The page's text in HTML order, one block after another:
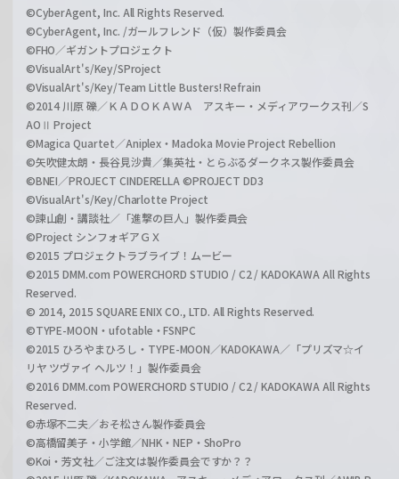
©CyberAgent, Inc. All Rights Reserved.
©CyberAgent, Inc. /ガールフレンド（仮）製作委員会
©FHO／ギガントプロジェクト
©VisualArt's/Key/SProject
©VisualArt's/Key/Team Little Busters! Refrain
©2014 川原 礫／ＫＡＤＯＫＡＷＡ アスキー・メディアワークス刊／S
AOⅡ Project
©Magica Quartet／Aniplex・Madoka Movie Project Rebellion
©矢吹健太朗・長谷見沙貴／集英社・とらぶるダークネス製作委員会
©BNEI／PROJECT CINDERELLA ©PROJECT DD3
©VisualArt's/Key/Charlotte Project
©諫山創・講談社／「進撃の巨人」製作委員会
©Project シンフォギアＧＸ
©2015 プロジェクトラブライブ！ムービー
©2015 DMM.com POWERCHORD STUDIO / C2 / KADOKAWA All Rights
Reserved.
© 2014, 2015 SQUARE ENIX CO., LTD. All Rights Reserved.
©TYPE-MOON・ufotable・FSNPC
©2015 ひろやまひろし・TYPE-MOON／KADOKAWA／「プリズマ☆イ
リヤ ツヴァイ ヘルツ！」製作委員会
©2016 DMM.com POWERCHORD STUDIO / C2 / KADOKAWA All Rights
Reserved.
©赤塚不二夫／おそ松さん製作委員会
©高橋留美子・小学館／NHK・NEP・ShoPro
©Koi・芳文社／ご注文は製作委員会ですか？？